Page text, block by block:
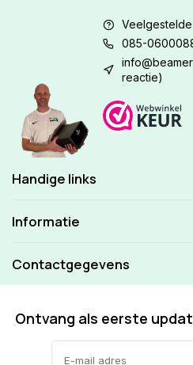
085-
reactie)
Handige links
Informatie
Contactgegevens
Ontvang als eerste